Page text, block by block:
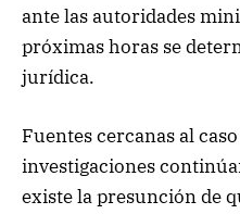
ante las autoridades
próximas horas se
jurídica.
Fuentes cercanas al
investigaciones
existe la presunción de